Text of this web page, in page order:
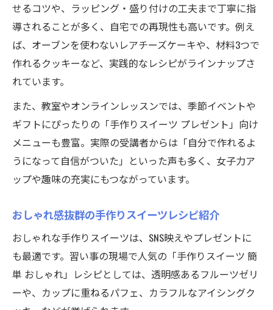
せるコツや、ラッピング・盛り付けの工夫まで丁寧に指
導されることが多く、自宅での再現性も高いです。例え
ば、オーブンを使わないレアチーズケーキや、材料3つで
作れるクッキーなど、実践的なレシピがラインナップさ
れています。
また、教室やオンラインレッスンでは、季節イベントや
ギフトにぴったりの「手作りスイーツ プレゼント」向け
メニューも豊富。実際の受講者からは「自分で作れるよ
うになって自信がついた」といった声も多く、女子力ア
ップや趣味の充実にもつながっています。
おしゃれ感抜群の手作りスイーツレシピ紹介
おしゃれな手作りスイーツは、SNS映えやプレゼントに
も最適です。習い事の現場で人気の「手作りスイーツ 簡
単 おしゃれ」レシピとしては、透明感あるフルーツゼリ
ーや、カップに重ねるパフェ、カラフルなアイシングク